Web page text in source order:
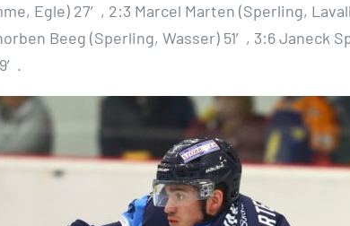
Egle) 27′, 2:3 Marcel Marten (Sperling,
Beeg (Sperling, Wasser) 51′, 3:6 Janeck